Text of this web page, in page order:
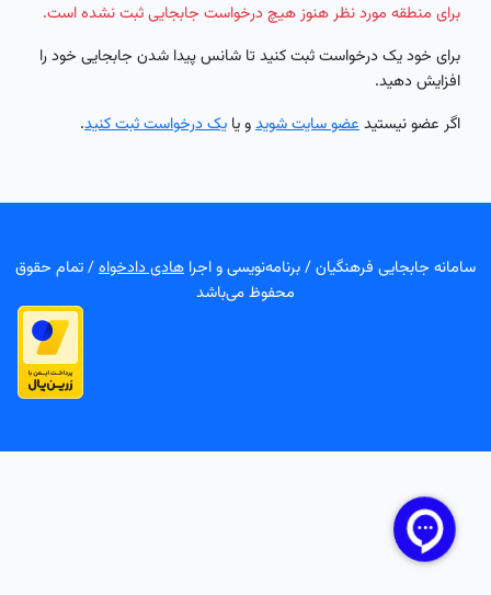
برای منطقه مورد نظر هنوز هیچ درخواست جابجایی ثبت نشده است.
برای خود یک درخواست ثبت کنید تا شانس پیدا شدن جابجایی خود را
افزایش دهید.
اگر عضو نیستیدعضو سایت شویدو یا یک درخواست ثبت کنید.
سامانه جابجایی فرهنگیان / برنامه‌نویسی و اجرا هادی دادخواه/ تمام حقوق
محفوظ می‌باشد